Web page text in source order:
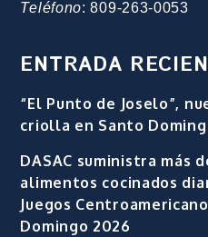
Teléfono: 809-263-0053
ENTRADA
“El Punto de Joselo”,
criolla en Santo
DASAC suministra más
alimentos cocinados
Juegos
Domingo 2026